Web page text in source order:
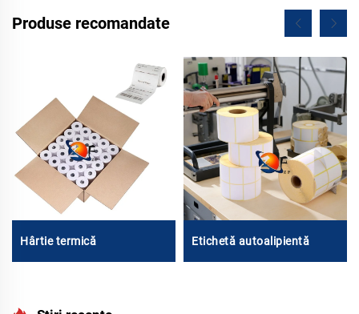
Produse recomandate
Hârtie termică Etichetă autoalipientă